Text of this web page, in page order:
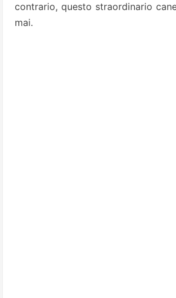
contrario, questo straordinario
mai.